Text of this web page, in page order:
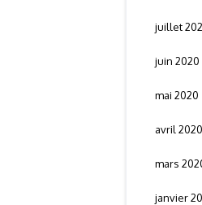
juillet
juin 2020
mai 2020
avril 2020
mars
janvier